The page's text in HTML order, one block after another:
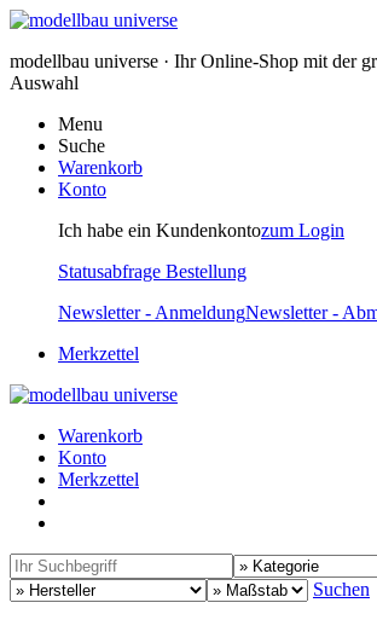
modellbau universe · Ihr Online-Shop mit der
Auswahl
Menu
Suche
Warenkorb
Konto
Ich habe ein Kundenkontozum Login
Statusabfrage Bestellung
Newsletter - AnmeldungNewsletter -
Merkzettel
Warenkorb
Konto
Merkzettel
Suchen